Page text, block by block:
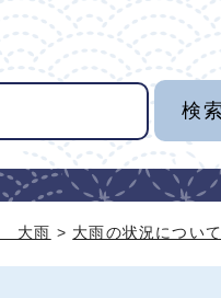
大雨 > 大雨の状況につい